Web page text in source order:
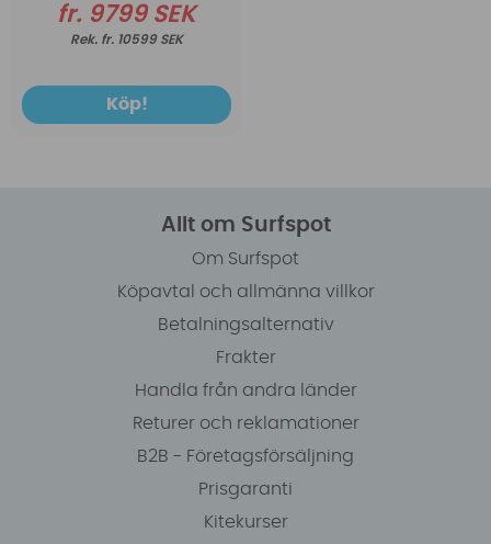
fr. 9799 SEK
fr. 10599 SEK
Köp!
Allt om Surfspot
Om Surfspot
Köpavtal och allmänna villkor
Betalningsalternativ
Frakter
Handla från andra länder
Returer och reklamationer
B2B - Företagsförsäljning
Prisgaranti
Kitekurser